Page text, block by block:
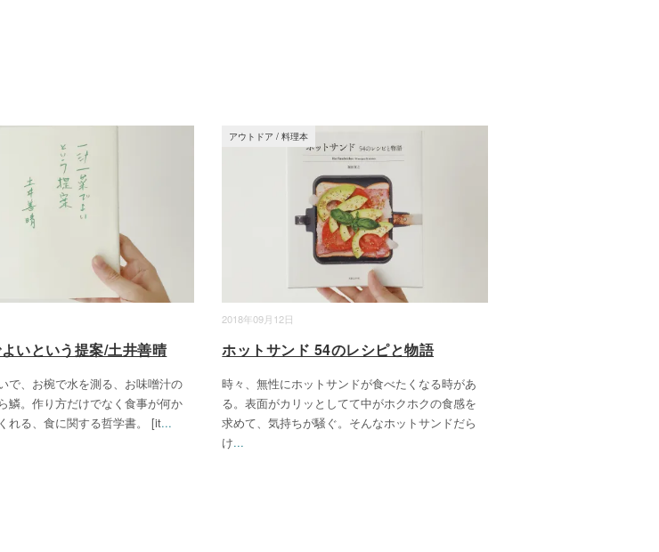
いという提案/土井善晴
で、お椀で水を測る、お味噌汁の
鱗。作り方だけでなく食事が何か
れる、食に関する哲学書。 [it...
2018年09月12日
アウトドア /料理本
ホットサンド 54のレシピと物語
時々、無性にホットサンドが食べたくなる時があ
る。表面がカリッとしてて中がホクホクの食感を
求めて、気持ちが騒ぐ。そんなホットサンドだら
け...